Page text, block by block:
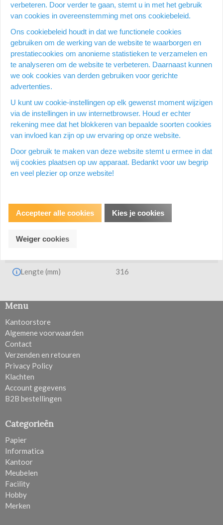
Ft 32 x 19,5 cm. Papier van 110 g/m². 80 bladzijden. Verticaal. 38
lijnen per blad. 2 kolommen met identificatieblad. FSC-
gecertificeerd. Geassorteerde kleuren (rood, geel, groen en
blauw)
Productspecificatie
Papierwaren
Formaat
32 x 23 mm
Grammage
110 g
Breedte (mm) 198
Hoogte (mm)
Lengte (mm) 316
Categorieën
Papier
Informatica
Kantoor
Meubelen
Facility
Hobby
Merken
Menu
Kantoorstore
Algemene voorwaarden
Contact
Verzenden en retouren
Privacy Policy
Klachten
Account gegevens
B2B bestellingen
verbeteren. Door verder te gaan, stemt u in met het gebruik
van cookies in overeenstemming met ons cookiebeleid.
Ons cookiebeleid houdt in dat we functionele cookies
gebruiken om de werking van de website te waarborgen en
prestatiecookies om anonieme statistieken te verzamelen en
te analyseren om de website te verbeteren. Daarnaast kunnen
we ook cookies van derden gebruiken voor gerichte
advertenties.
U kunt uw cookie-instellingen op elk gewenst moment wijzigen
via de instellingen in uw internetbrowser. Houd er echter
rekening mee dat het blokkeren van bepaalde soorten cookies
van invloed kan zijn op uw ervaring op onze website.
Door gebruik te maken van deze website stemt u ermee in dat
wij cookies plaatsen op uw apparaat. Bedankt voor uw begrip
en veel plezier op onze website!
Accepteer alle cookies Kies je cookies
Weiger cookies